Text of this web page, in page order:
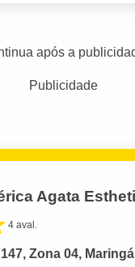
após a
Publicidade
Agata
4 aval.
Zona 04,